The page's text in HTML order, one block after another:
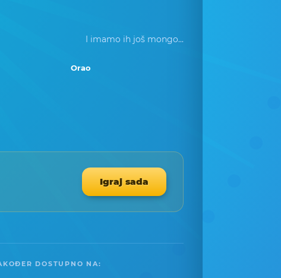
I imamo ih još mongo...
Orao
Igraj sada
DOSTUPNO NA: